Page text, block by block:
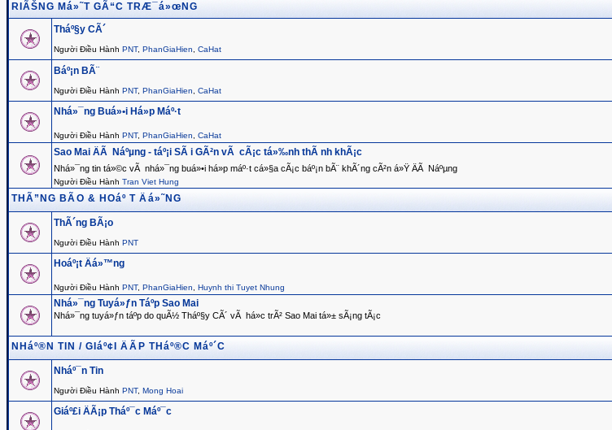
RIÃŠNG Má»˜T GÃ“C TRÆ¯á»œNG
Tháº§y CÃ´
Người Điều Hành PNT, PhanGiaHien CaHat
Báº¡n BÃ¨
Người Điều Hành PNT, PhanGiaHien CaHat
Nhá»¯ng Buá»•i Há»p Máº·t
Người Điều Hành PNT, PhanGiaHien CaHat
Sao Mai ÄÃ Náºµng - táº¡i SÃ i GÃ²n vÃ cÃ¡c tá»‰nh thÃ nh khÃ¡c
Nhá»¯ng tin tá»©c vÃ nhá»¯ng buá»•i há»p máº·t cá»§a cÃ¡c báº¡n bÃ¨ khÃ´ng cÃ²n á»Ÿ ÄÃ Náºµng
Người Điều Hành Tran Viet Hung
THÃ”NG BÃO & HOáº T Äá»˜NG
ThÃ´ng BÃ¡o
Người Điều Hành PNT
Hoáº¡t Äá»™ng
Người Điều Hành PNT, PhanGiaHien Huynh thi Tuyet Nhung
Nhá»¯ng Tuyá»ƒn Táº­p Sao Mai
Nhá»¯ng tuyá»ƒn táº­p do quÃ½ Tháº§y CÃ´ vÃ há»c trÃ² Sao Mai tá»± sÃ¡ng tÃ¡c
NHáº®N TIN / GIáº¢I ÄÃP THáº®C Máº´C
Nháº¯n Tin
Người Điều Hành PNT, Mong Hoai
Giáº£i ÄÃ¡p Tháº¯c Máº¯c